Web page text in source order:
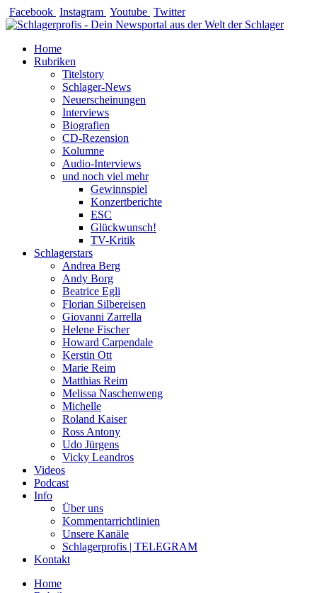
Zum
Inhalt
Facebook Instagram Youtube Twitter
Home
Rubriken
Titelstory
Schlager-News
Neuerscheinungen
Interviews
Biografien
CD-Rezension
Kolumne
Audio-Interviews
und noch viel mehr
Gewinnspiel
Konzertberichte
ESC
Glückwunsch!
TV-Kritik
Schlagerstars
Andrea Berg
Andy Borg
Beatrice Egli
Florian Silbereisen
Giovanni Zarrella
Helene Fischer
Howard Carpendale
Kerstin Ott
Marie Reim
Matthias Reim
Melissa Naschenweng
Michelle
Roland Kaiser
Ross Antony
Udo Jürgens
Vicky Leandros
Videos
Podcast
Info
Über uns
Kommentarrichtlinien
Unsere Kanäle
Schlagerprofis | TELEGRAM
Kontakt
Home